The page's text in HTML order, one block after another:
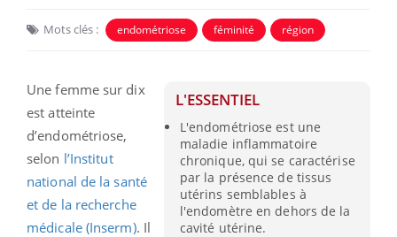
Mots clés : endométriose féminité région
L'ESSENTIEL
L'endométriose est une
maladie inflammatoire
chronique, qui se caractérise
par la présence de tissus
utérins semblables à
l'endomètre en dehors de la
cavité utérine.
Une femme sur dix
est atteinte
d’endométriose,
selon l’Institut
national de la santé
et de la recherche
médicale (Inserm). Il